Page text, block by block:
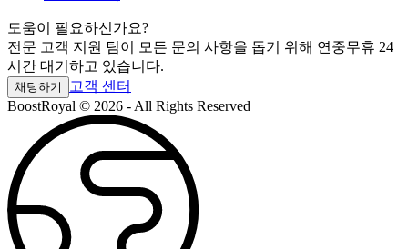
도움이 필요하신가요?
전문 고객 지원 팀이 모든 문의 사항을 돕기 위해 연중무휴 24
시간 대기하고 있습니다.
채팅하기
고객 센터
BoostRoyal © 2026 - All Rights Reserved